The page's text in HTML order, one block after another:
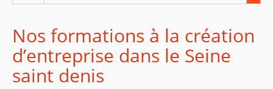
Nos formations à la création
d’entreprise dans le Seine
saint denis